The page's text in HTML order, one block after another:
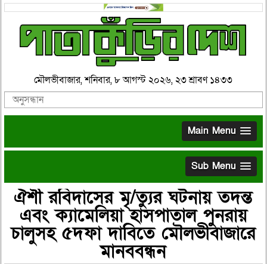
মৌলভীবাজার, শনিবার, ৮ আগস্ট ২০২৬, ২৩ শ্রাবণ ১৪৩৩
Main Menu
Sub Menu
ঐশী রবিদাসের মৃ/ত্যুর ঘটনায় তদন্ত
এবং ক্যামেলিয়া হাসপাতাল পুনরায়
চালুসহ ৫দফা দাবিতে মৌলভীবাজারে
মানববন্ধন